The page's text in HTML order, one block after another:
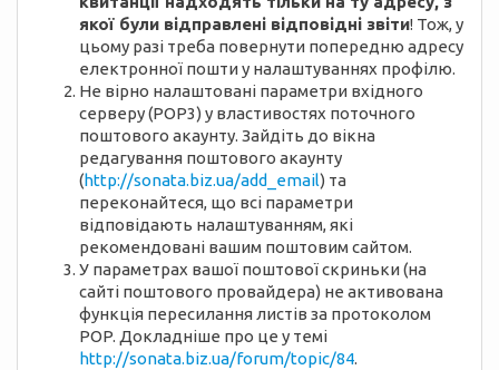
якої були відправлені відповідні звіти! Тож, у
цьому разі треба повернути попередню адресу
електронної пошти у налаштуваннях профілю.
Не вірно налаштовані параметри вхідного
серверу (POP3) у властивостях поточного
поштового акаунту. Зайдіть до вікна
редагування поштового акаунту
(http://sonata.biz.ua/add_email) та
переконайтеся, що всі параметри
відповідають налаштуванням, які
рекомендовані вашим поштовим сайтом.
У параметрах вашої поштової скриньки (на
сайті поштового провайдера) не активована
функція пересилання листів за протоколом
POP. Докладніше про це у темі
http://sonata.biz.ua/forum/topic/84.